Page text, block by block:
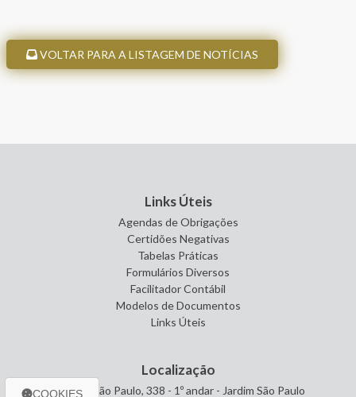
VOLTAR PARA A LISTAGEM DE NOTÍCIAS
Links Úteis
Agendas de Obrigações
Certidões Negativas
Tabelas Práticas
Formulários Diversos
Facilitador Contábil
Modelos de Documentos
Links Úteis
Localização
Avenida São Paulo, 338 - 1º andar - Jardim São Paulo
COOKIES